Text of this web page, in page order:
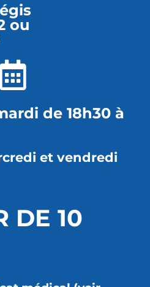
ou
de 18h30 à
et vendredi
DE 10